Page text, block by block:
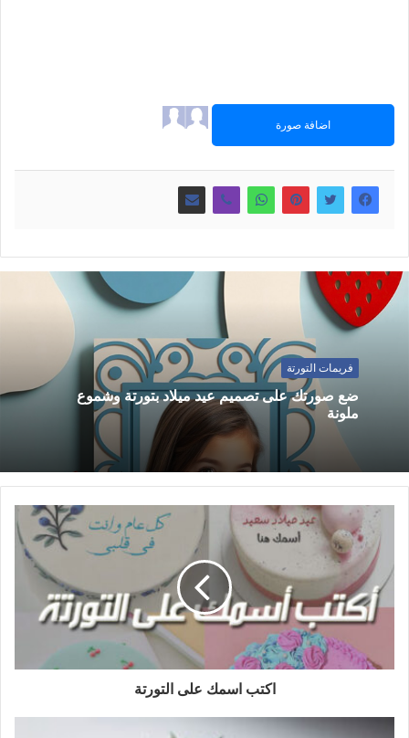
اضافة صورة
فريمات التورتة
ضع صورتك على تصميم عيد ميلاد بتورتة وشموع
ملونة
اكتب اسمك على التورتة